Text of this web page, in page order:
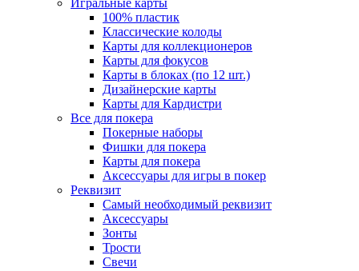
Игральные карты
100% пластик
Классические колоды
Карты для коллекционеров
Карты для фокусов
Карты в блоках (по 12 шт.)
Дизайнерские карты
Карты для Кардистри
Все для покера
Покерные наборы
Фишки для покера
Карты для покера
Аксессуары для игры в покер
Реквизит
Самый необходимый реквизит
Аксессуары
Зонты
Трости
Свечи